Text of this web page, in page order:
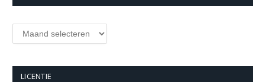
Archieven
LICENTIE